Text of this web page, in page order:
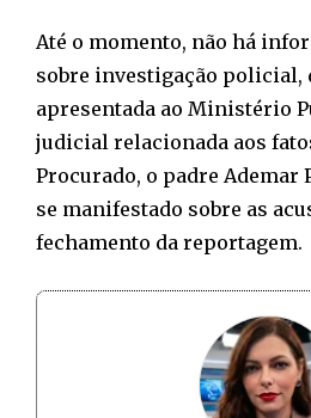
Até o momento, não há
sobre investigação policial,
apresentada ao Ministério
judicial relacionada aos
Procurado, o padre Ademar
se manifestado sobre as
fechamento da reportagem.